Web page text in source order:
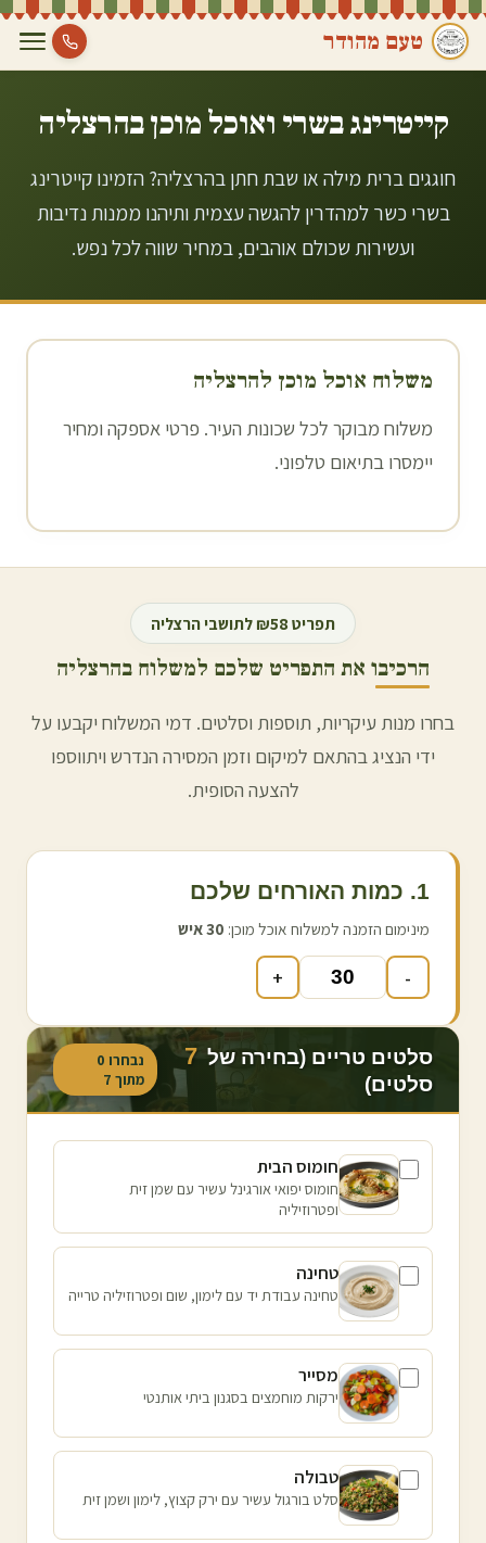
טעם מהודר
קייטרינג בשרי ואוכל מוכן בהרצליה
חוגגים ברית מילה או שבת חתן בהרצליה? הזמינו קייטרינג
בשרי כשר למהדרין להגשה עצמית ותיהנו ממנות נדיבות
ועשירות שכולם אוהבים, במחיר שווה לכל נפש.
משלוח אוכל מוכן להרצליה
משלוח מבוקר לכל שכונות העיר. פרטי אספקה ומחיר
יימסרו בתיאום טלפוני.
תפריט ₪58 לתושבי הרצליה
הרכיבו את התפריט שלכם למשלוח בהרצליה
בחרו מנות עיקריות, תוספות וסלטים. דמי המשלוח יקבעו על
ידי הנציג בהתאם למיקום וזמן המסירה הנדרש ויתווספו
להצעה הסופית.
1. כמות האורחים שלכם
מינימום הזמנה למשלוח אוכל מוכן: 30איש
-
+
סלטים טריים (בחירה של 7
סלטים)
נבחרו 0
מתוך 7
חומוס הבית
חומוס יפואי אורגינל עשיר עם שמן זית
ופטרוזיליה
טחינה
טחינה עבודת יד עם לימון, שום ופטרוזיליה טרייה
מסייר
ירקות מוחמצים בסגנון ביתי אותנטי
טבולה
סלט בורגול עשיר עם ירק קצוץ, לימון ושמן זית